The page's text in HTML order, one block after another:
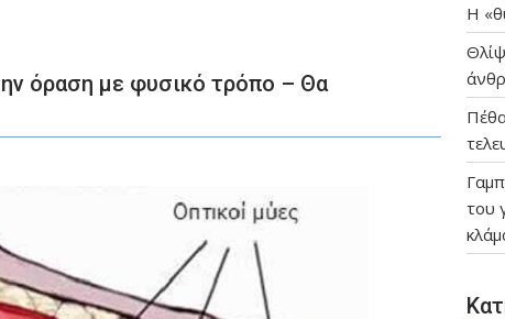
όραση με φυσικό τρόπο – Θα
Η
του